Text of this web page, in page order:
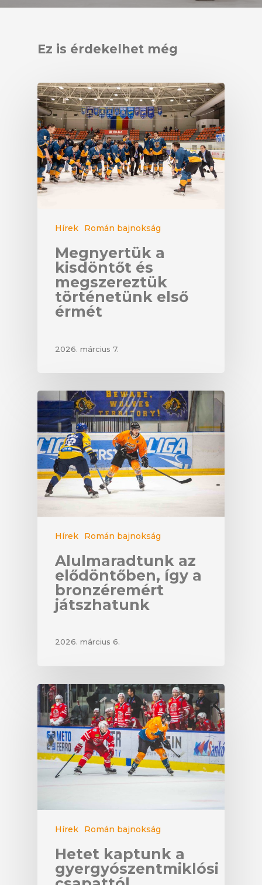
Ez is érdekelhet még
Hírek Román bajnokság
Megnyertük a
kisdöntőt és
megszereztük
történetünk első
érmét
2026. március 7.
Hírek Román bajnokság
Alulmaradtunk az
elődöntőben, így a
bronzéremért
játszhatunk
2026. március 6.
Hírek Román bajnokság
Hetet kaptunk a
gyergyószentmiklósi